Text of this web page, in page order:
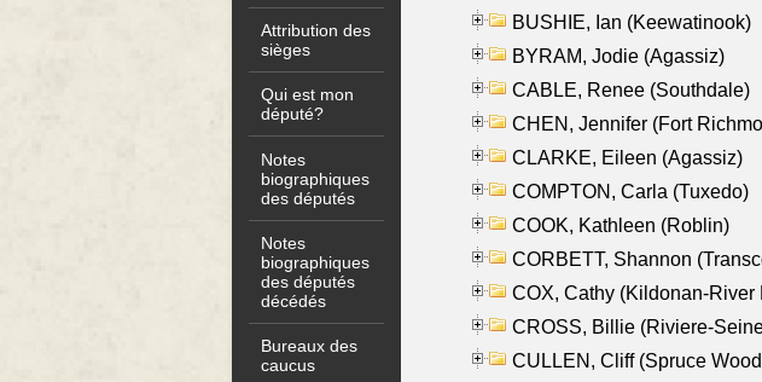
Attribution des
sièges
Qui est mon
député?
Notes
biographiques
des députés
Notes
biographiques
des députés
décédés
Bureaux des
caucus
BUSHIE, Ian (Keewatinook)
BYRAM, Jodie (Agassiz)
CABLE, Renee (Southdale)
CHEN, Jennifer (Fort
CLARKE, Eileen (Agassiz)
COMPTON, Carla (Tuxedo)
COOK, Kathleen (Roblin)
CORBETT, Shannon
COX, Cathy (Kildonan-River
CROSS, Billie (Riviere-
CULLEN, Cliff (Spruce